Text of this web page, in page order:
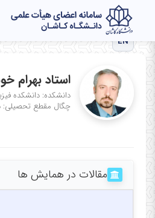
EN
استاد بهرام
دانشکده: دانشکده
چگال مقطع
مقالات در همایش ها